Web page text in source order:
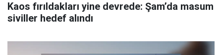
Kaos fırıldakları yine devrede: Şam’da masum
siviller hedef alındı